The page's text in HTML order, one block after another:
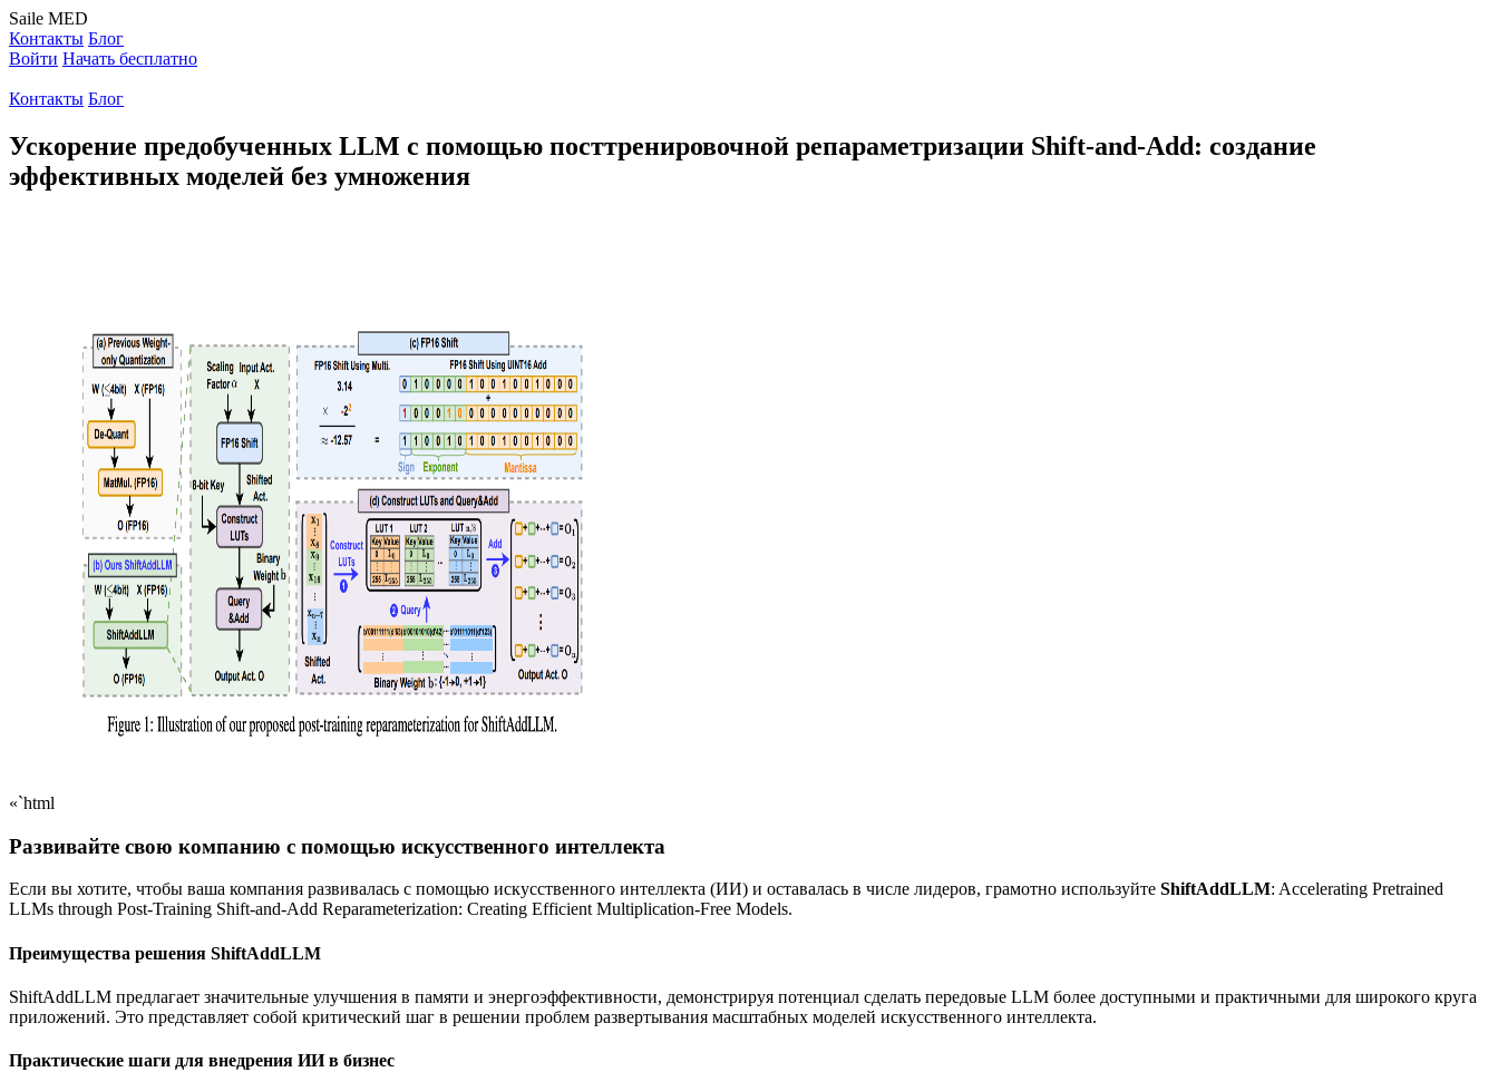
Saile MED
Контакты Блог
Войти Начать бесплатно
Контакты Блог
Ускорение предобученных LLM с помощью посттренировочной репараметризации Shift-and-Add: создание
эффективных моделей без умножения
«`html
Развивайте свою компанию с помощью искусственного интеллекта
Если вы хотите, чтобы ваша компания развивалась с помощью искусственного интеллекта (ИИ) и оставалась в числе лидеров, грамотно используйте ShiftAddLLM: Accelerating Pretrained
LLMs through Post-Training Shift-and-Add Reparameterization: Creating Efficient Multiplication-Free Models.
Преимущества решения ShiftAddLLM
ShiftAddLLM предлагает значительные улучшения в памяти и энергоэффективности, демонстрируя потенциал сделать передовые LLM более доступными и практичными для широкого круга
приложений. Это представляет собой критический шаг в решении проблем развертывания масштабных моделей искусственного интеллекта.
Практические шаги для внедрения ИИ в бизнес